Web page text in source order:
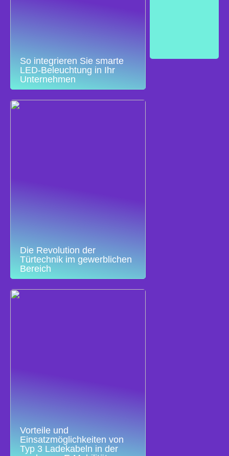
So integrieren Sie smarte
LED-Beleuchtung in Ihr
Unternehmen
Die Revolution der
Türtechnik im gewerblichen
Bereich
Vorteile und
Einsatzmöglichkeiten von
Typ 3 Ladekabeln in der